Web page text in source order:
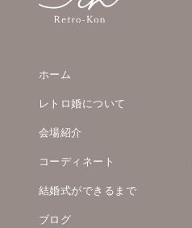
ホーム
レトロ婚について
会場紹介
コーディネート
結婚式ができるまで
ブログ